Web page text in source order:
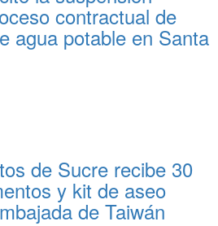
contractual de
agua potable en Santa
de Sucre recibe 30
y kit de aseo
de Taiwán